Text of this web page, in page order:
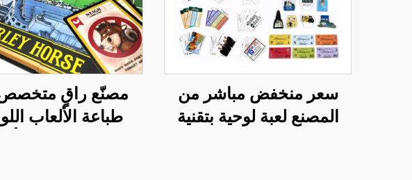
سعر منخفض مباشر من
المصنع لعبة لوحية بتقنية
مصنّع راقٍ
طباعة الألعاب